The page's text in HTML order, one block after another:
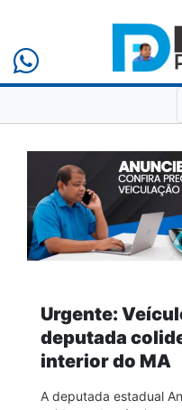
Urgente:
deputada
interior do MA
A deputada estadual